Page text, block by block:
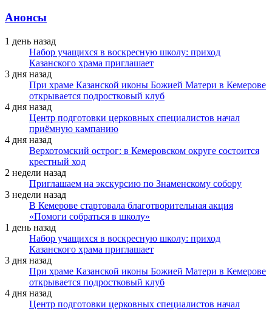
Анонсы
1 день назад
Набор учащихся в воскресную школу: приход
Казанского храма приглашает
3 дня назад
При храме Казанской иконы Божией Матери в Кемерове
открывается подростковый клуб
4 дня назад
Центр подготовки церковных специалистов начал
приёмную кампанию
4 дня назад
Верхотомский острог: в Кемеровском округе состоится
крестный ход
2 недели назад
Приглашаем на экскурсию по Знаменскому собору
3 недели назад
В Кемерове стартовала благотворительная акция
«Помоги собраться в школу»
1 день назад
Набор учащихся в воскресную школу: приход
Казанского храма приглашает
3 дня назад
При храме Казанской иконы Божией Матери в Кемерове
открывается подростковый клуб
4 дня назад
Центр подготовки церковных специалистов начал